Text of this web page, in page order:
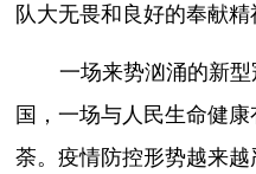
队大无畏和良好的奉献精
一场来势汹涌的新
国，一场与人民生命健
荼。疫情防控形势越来